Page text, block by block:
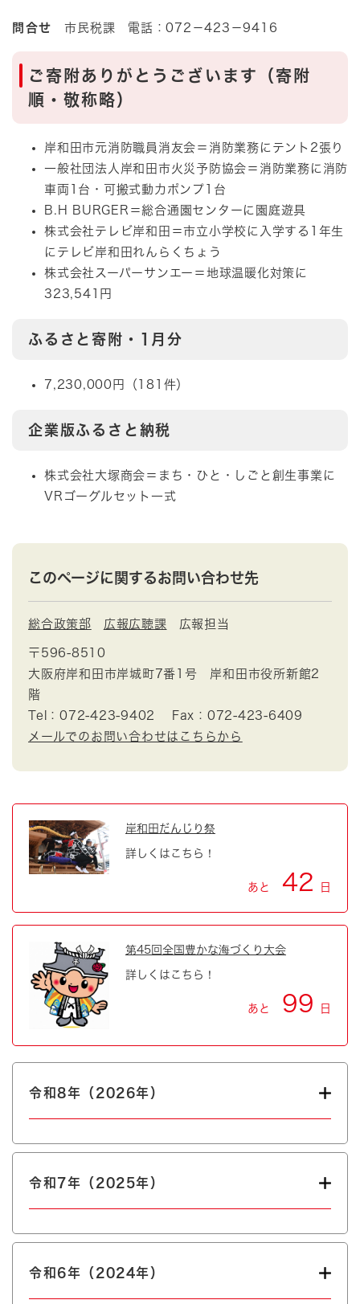
問合せ 市民税課 電話：072－423－9416
ご寄附ありがとうございます（寄附
順・敬称略）
岸和田市元消防職員消友会＝消防業務にテント2張り
一般社団法人岸和田市火災予防協会＝消防業務に消防
車両1台・可搬式動力ポンプ1台
B.H BURGER＝総合通園センターに園庭遊具
株式会社テレビ岸和田＝市立小学校に入学する1年生
にテレビ岸和田れんらくちょう
株式会社スーパーサンエー＝地球温暖化対策に
323,541円
ふるさと寄附・1月分
7,230,000円（181件）
企業版ふるさと納税
株式会社大塚商会＝まち・ひと・しごと創生事業に
VRゴーグルセット一式
このページに関するお問い合わせ先
総合政策部 広報広聴課 広報担当
〒596-8510
大阪府岸和田市岸城町7番1号 岸和田市役所新館2
階
Tel：072-423-9402
Fax：072-423-6409
メールでのお問い合わせはこちらから
岸和田だんじり祭
詳しくはこちら！
あと 42 日
第45回全国豊かな海づくり大会
詳しくはこちら！
あと 99 日
令和8年（2026年）
令和7年（2025年）
令和6年（2024年）